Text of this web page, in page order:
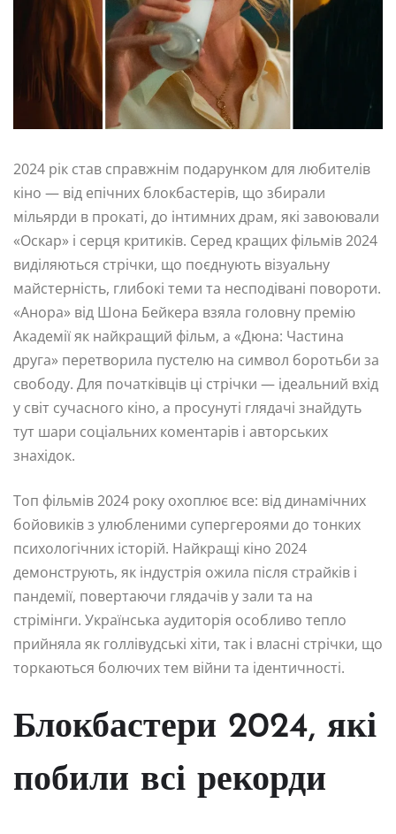
2024 рік став справжнім подарунком для любителів
кіно — від епічних блокбастерів, що збирали
мільярди в прокаті, до інтимних драм, які завоювали
«Оскар» і серця критиків. Серед кращих фільмів 2024
виділяються стрічки, що поєднують візуальну
майстерність, глибокі теми та несподівані повороти.
«Анора» від Шона Бейкера взяла головну премію
Академії як найкращий фільм, а «Дюна: Частина
друга» перетворила пустелю на символ боротьби за
свободу. Для початківців ці стрічки — ідеальний вхід
у світ сучасного кіно, а просунуті глядачі знайдуть
тут шари соціальних коментарів і авторських
знахідок.
Топ фільмів 2024 року охоплює все: від динамічних
бойовиків з улюбленими супергероями до тонких
психологічних історій. Найкращі кіно 2024
демонструють, як індустрія ожила після страйків і
пандемії, повертаючи глядачів у зали та на
стрімінги. Українська аудиторія особливо тепло
прийняла як голлівудські хіти, так і власні стрічки, що
торкаються болючих тем війни та ідентичності.
Блокбастери 2024, які
побили всі рекорди